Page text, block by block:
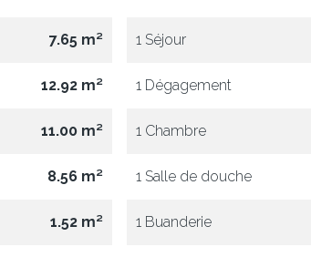
7.65 m² 1 Séjour
12.92 m² 1 Dégagement
11.00 m² 1 Chambre
8.56 m² 1 Salle de douche
1.52 m² 1 Buanderie